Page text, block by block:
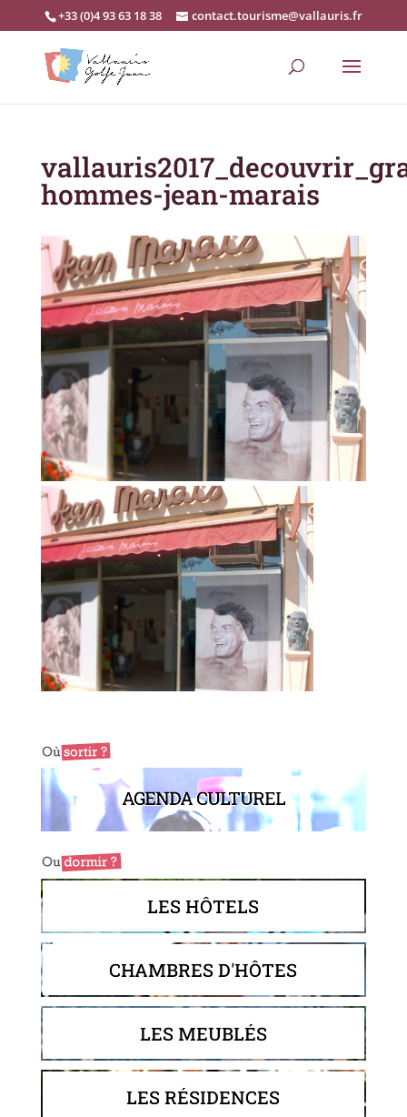
+33 (0)4 93 63 18 38 contact.tourisme@vallauris.fr
hommes-jean-marais
AGENDA CULTUREL
LES HÔTELS
CHAMBRES D'HÔTES
LES MEUBLÉS
LES RÉSIDENCES